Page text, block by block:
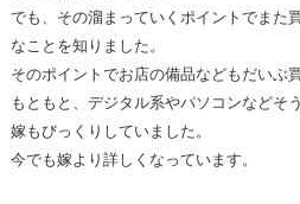
でも、その溜まっていくポイントでまた
なことを知りました。
そのポイントでお店の備品などもだいぶ
もともと、デジタル系やパソコンなどそ
嫁もびっくりしていました。
今でも嫁より詳しくなっています。